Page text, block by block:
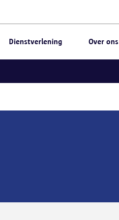
Dienstverlening Over ons